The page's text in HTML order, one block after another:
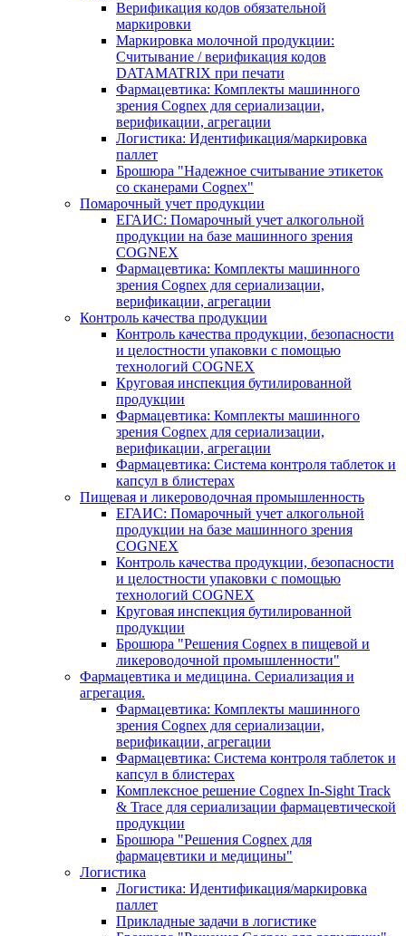
Верификация кодов обязательной
маркировки
Маркировка молочной продукции:
Считывание / верификация кодов
DATAMATRIX при печати
Фармацевтика: Комплекты машинного
зрения Cognex для сериализации,
верификации, агрегации
Логистика: Идентификация/маркировка
паллет
Брошюра "Надежное считывание этикеток
со сканерами Cognex"
Помарочный учет продукции
ЕГАИС: Помарочный учет алкогольной
продукции на базе машинного зрения
COGNEX
Фармацевтика: Комплекты машинного
зрения Cognex для сериализации,
верификации, агрегации
Контроль качества продукции
Контроль качества продукции, безопасности
и целостности упаковки с помощью
технологий COGNEX
Круговая инспекция бутилированной
продукции
Фармацевтика: Комплекты машинного
зрения Cognex для сериализации,
верификации, агрегации
Фармацевтика: Система контроля таблеток и
капсул в блистерах
Пищевая и ликероводочная промышленность
ЕГАИС: Помарочный учет алкогольной
продукции на базе машинного зрения
COGNEX
Контроль качества продукции, безопасности
и целостности упаковки с помощью
технологий COGNEX
Круговая инспекция бутилированной
продукции
Брошюра "Решения Cognex в пищевой и
ликероводочной промышленности"
Фармацевтика и медицина. Сериализация и
агрегация.
Фармацевтика: Комплекты машинного
зрения Cognex для сериализации,
верификации, агрегации
Фармацевтика: Система контроля таблеток и
капсул в блистерах
Комплексное решение Cognex In-Sight Track
& Trace для сериализации фармацевтической
продукции
Брошюра "Решения Cognex для
фармацевтики и медицины"
Логистика
Логистика: Идентификация/маркировка
паллет
Прикладные задачи в логистике